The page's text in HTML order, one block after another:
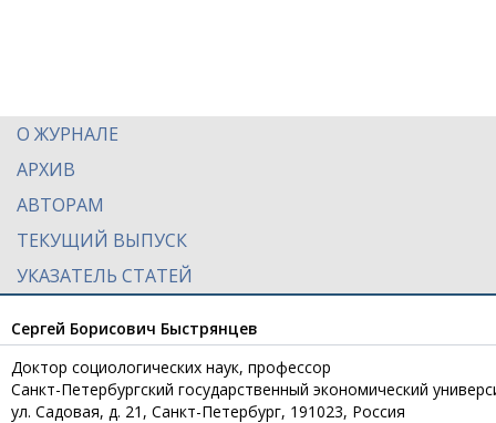
О ЖУРНАЛЕ
АРХИВ
АВТОРАМ
ТЕКУЩИЙ ВЫПУСК
УКАЗАТЕЛЬ СТАТЕЙ
Сергей Борисович Быстрянцев
Доктор социологических наук, профессор
Санкт-Петербургский государственный экономический
ул. Садовая, д. 21, Санкт-Петербург, 191023, Россия